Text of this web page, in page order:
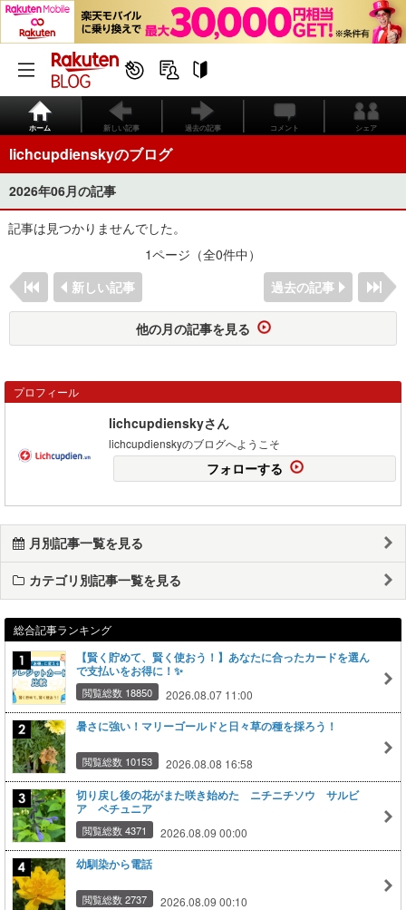
ホーム 新しい記事 過去の記事 コメント シェア
lichcupdienskyのブログ
2026年06月の記事
記事は見つかりませんでした。
1ページ（全0件中）
新しい記事
過去の記事
他の月の記事を見る
プロフィール
lichcupdienskyさん
lichcupdienskyのブログへようこそ
フォローする
月別記事一覧を見る
カテゴリ別記事一覧を見る
総合記事ランキング
【賢く貯めて、賢く使おう！】あなたに合ったカードを選ん
で支払いをお得に！✨
閲覧総数 18850 2026.08.07 11:00
暑さに強い！マリーゴールドと日々草の種を採ろう！
閲覧総数 10153 2026.08.08 16:58
切り戻し後の花がまた咲き始めた ニチニチソウ サルビ
ア ペチュニア
閲覧総数 4371 2026.08.09 00:00
幼馴染から電話
閲覧総数 2737 2026.08.09 00:10